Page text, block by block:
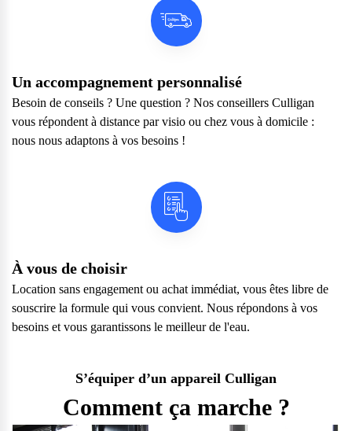
Un accompagnement personnalisé
Besoin de conseils ? Une question ? Nos conseillers Culligan
vous répondent à distance par visio ou chez vous à domicile :
nous nous adaptons à vos besoins !
À vous de choisir
Location sans engagement ou achat immédiat, vous êtes libre de
souscrire la formule qui vous convient. Nous répondons à vos
besoins et vous garantissons le meilleur de l'eau.
S’équiper d’un appareil Culligan
Comment ça marche ?